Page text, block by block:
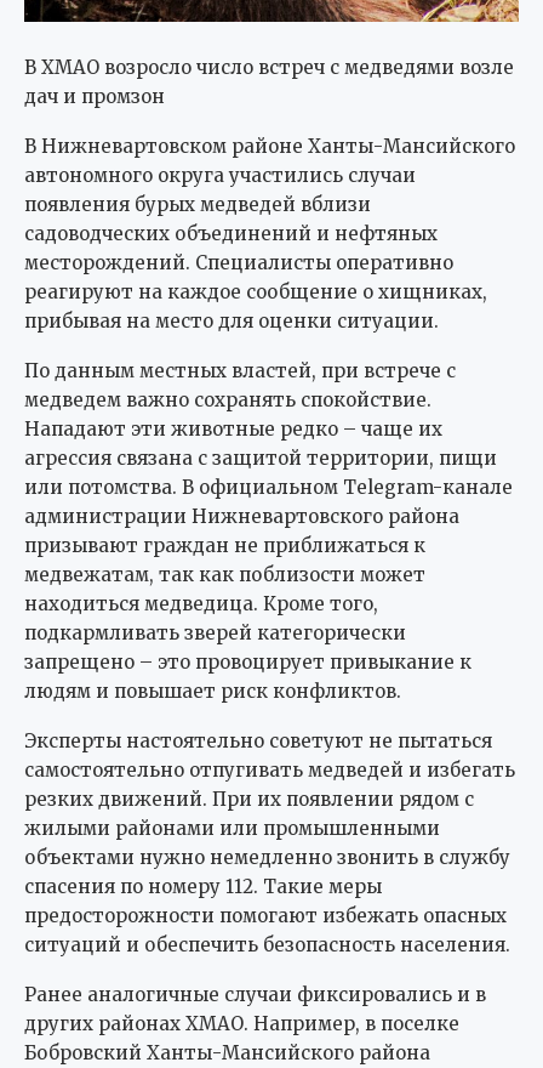
В ХМАО возросло число встреч с медведями возле
дач и промзон
В Нижневартовском районе Ханты-Мансийского
автономного округа участились случаи
появления бурых медведей вблизи
садоводческих объединений и нефтяных
месторождений. Специалисты оперативно
реагируют на каждое сообщение о хищниках,
прибывая на место для оценки ситуации.
По данным местных властей, при встрече с
медведем важно сохранять спокойствие.
Нападают эти животные редко – чаще их
агрессия связана с защитой территории, пищи
или потомства. В официальном Telegram-канале
администрации Нижневартовского района
призывают граждан не приближаться к
медвежатам, так как поблизости может
находиться медведица. Кроме того,
подкармливать зверей категорически
запрещено – это провоцирует привыкание к
людям и повышает риск конфликтов.
Эксперты настоятельно советуют не пытаться
самостоятельно отпугивать медведей и избегать
резких движений. При их появлении рядом с
жилыми районами или промышленными
объектами нужно немедленно звонить в службу
спасения по номеру 112. Такие меры
предосторожности помогают избежать опасных
ситуаций и обеспечить безопасность населения.
Ранее аналогичные случаи фиксировались и в
других районах ХМАО. Например, в поселке
Бобровский Ханты-Мансийского района